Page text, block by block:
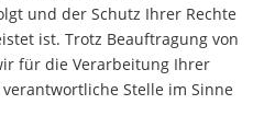
und der Schutz Ihrer Rechte
ist. Trotz Beauftragung von
für die Verarbeitung Ihrer
Stelle im Sinne